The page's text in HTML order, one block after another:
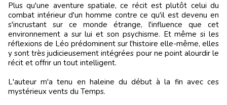
Plus qu'une aventure spatiale, ce récit est plutôt celui du
combat intérieur d'un homme contre ce qu'il est devenu en
s'incrustant sur ce monde étrange, l'influence que cet
environnement a sur lui et son psychisme. Et même si les
réflexions de Léo prédominent sur l'histoire elle-même, elles
y sont très judicieusement intégrées pour ne point alourdir le
récit et offrir un tout intelligent.
L'auteur m'a tenu en haleine du début à la fin avec ces
mystérieux vents du Temps.